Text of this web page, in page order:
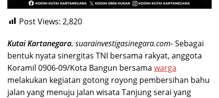
Post Views: 2,820
Kutai Kartanegara. suarainvestigasinegara.com-Sebagai
bentuk nyata sinergitas TNI bersama rakyat, anggota
Koramil 0906-09/Kota Bangun bersama warga
melakukan kegiatan gotong royong pembersihan bahu
jalan yang menuju jalan wisata Tanjung serai yang